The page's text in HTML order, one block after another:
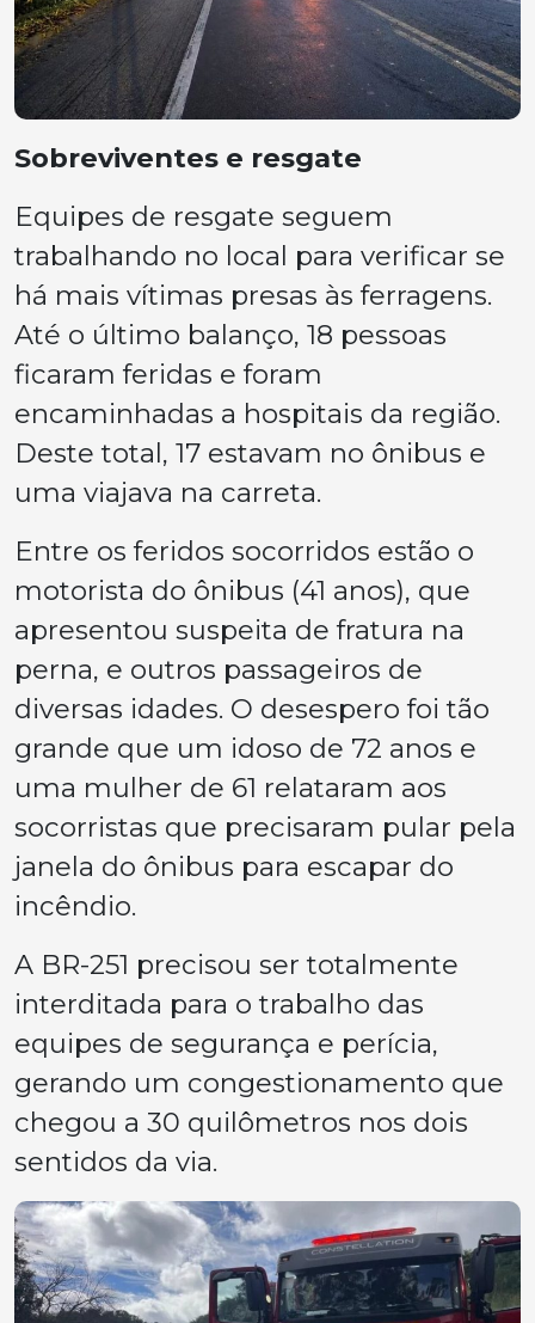
Sobreviventes e resgate
Equipes de resgate seguem
trabalhando no local para verificar se
há mais vítimas presas às ferragens.
Até o último balanço, 18 pessoas
ficaram feridas e foram
encaminhadas a hospitais da região.
Deste total, 17 estavam no ônibus e
uma viajava na carreta.
Entre os feridos socorridos estão o
motorista do ônibus (41 anos), que
apresentou suspeita de fratura na
perna, e outros passageiros de
diversas idades. O desespero foi tão
grande que um idoso de 72 anos e
uma mulher de 61 relataram aos
socorristas que precisaram pular pela
janela do ônibus para escapar do
incêndio.
A BR-251 precisou ser totalmente
interditada para o trabalho das
equipes de segurança e perícia,
gerando um congestionamento que
chegou a 30 quilômetros nos dois
sentidos da via.